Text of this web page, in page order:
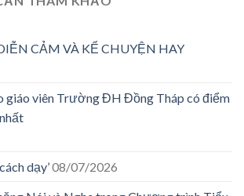
CẢM VÀ KỂ CHUYỆN HAY
giáo viên Trường ĐH Đồng Tháp có điểm
dạy’08/07/2026